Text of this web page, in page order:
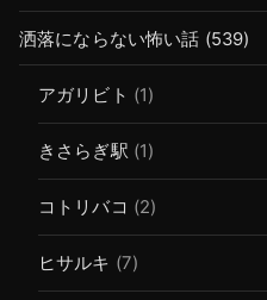
洒落にならない怖い話 (539)
アガリビト (1)
きさらぎ駅 (1)
コトリバコ (2)
ヒサルキ (7)